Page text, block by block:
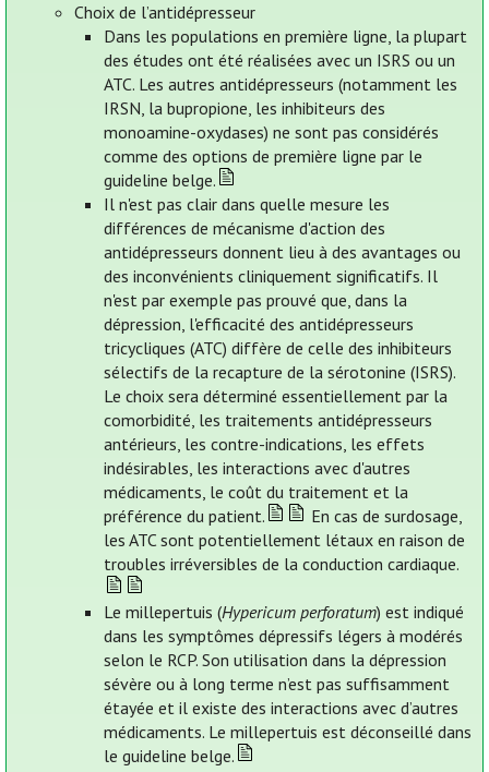
Choix de l’antidépresseur
Dans les populations en première ligne, la plupart
des études ont été réalisées avec un ISRS ou un
ATC. Les autres antidépresseurs (notamment les
IRSN, la bupropione, les inhibiteurs des
monoamine-oxydases) ne sont pas considérés
comme des options de première ligne par le
guideline belge.
Il n'est pas clair dans quelle mesure les
différences de mécanisme d'action des
antidépresseurs donnent lieu à des avantages ou
des inconvénients cliniquement significatifs. Il
n'est par exemple pas prouvé que, dans la
dépression, l'efficacité des antidépresseurs
tricycliques (ATC) diffère de celle des inhibiteurs
sélectifs de la recapture de la sérotonine (ISRS).
Le choix sera déterminé essentiellement par la
comorbidité, les traitements antidépresseurs
antérieurs, les contre-indications, les effets
indésirables, les interactions avec d'autres
médicaments, le coût du traitement et la
préférence du patient.
En cas de surdosage,
les ATC sont potentiellement létaux en raison de
troubles irréversibles de la conduction cardiaque.
Le millepertuis (Hypericum perforatum) est indiqué
dans les symptômes dépressifs légers à modérés
selon le RCP. Son utilisation dans la dépression
sévère ou à long terme n’est pas suffisamment
étayée et il existe des interactions avec d’autres
médicaments. Le millepertuis est déconseillé dans
le guideline belge.